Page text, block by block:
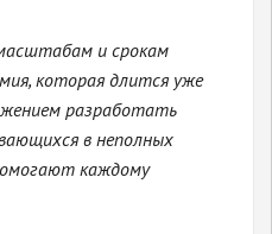
и срокам
которая длится уже
разработать
в неполных
каждому